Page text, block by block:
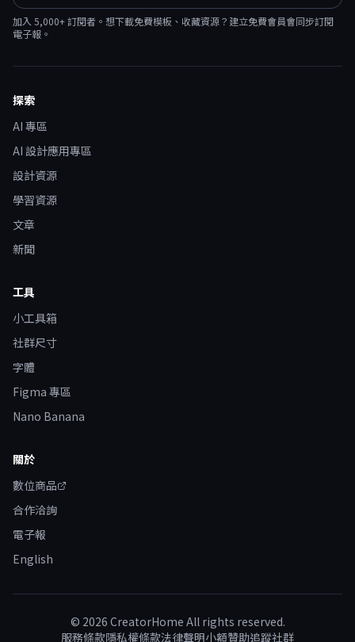
加入 5,000+ 訂閱者。想下載免費模板、收藏資源？建立免費會員會同步訂閱
電子報。
探索
AI 專區
AI 設計應用專區
設計資源
學習資源
文章
新聞
工具
小工具箱
社群尺寸
字體
Figma 專區
Nano Banana
關於
數位商品
合作洽詢
電子報
English
© 2026 CreatorHome All rights reserved.
服務條款隱私權條款法律聲明小額贊助追蹤社群